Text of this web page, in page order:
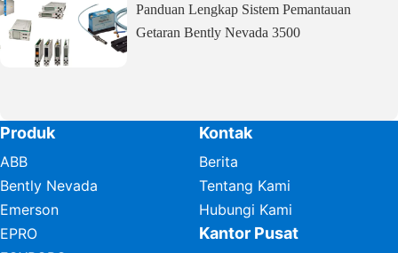
Panduan Lengkap Sistem Pemantauan
Getaran Bently Nevada 3500
Produk
ABB
Bently Nevada
Emerson
EPRO
Kontak
Berita
Tentang Kami
Hubungi Kami
Kantor Pusat